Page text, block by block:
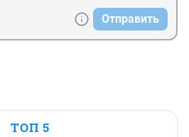
Отправить
ТОП 5